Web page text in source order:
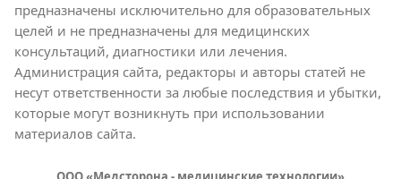
предназначены исключительно для образовательных
целей и не предназначены для медицинских
консультаций, диагностики или лечения.
Администрация сайта, редакторы и авторы статей не
несут ответственности за любые последствия и убытки,
которые могут возникнуть при использовании
материалов сайта.